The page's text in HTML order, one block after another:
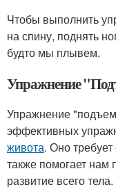
Чтобы выполнить
на спину, поднять
будто мы плывем.
Упражнение
Упражнение
эффективных
живота. Оно
также помогает нам
развитие всего тела.